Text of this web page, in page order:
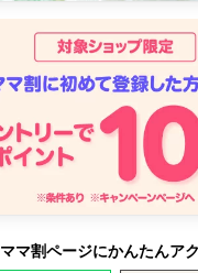
ママ割ページにかんたんア